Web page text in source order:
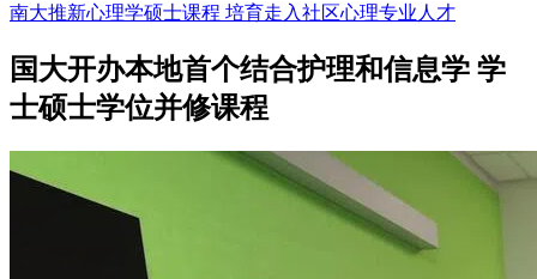
南大推新心理学硕士课程 培育走入社区心理专业人才
国大开办本地首个结合护理和信息学 学
士硕士学位并修课程